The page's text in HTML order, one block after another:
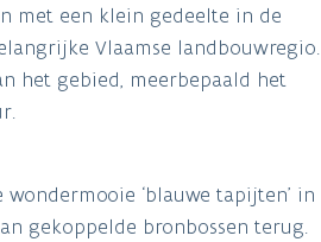
met een klein gedeelte in de
Vlaamse landbouwregio.
het gebied, meerbepaald het
‘blauwe tapijten’ in
gekoppelde bronbossen terug.